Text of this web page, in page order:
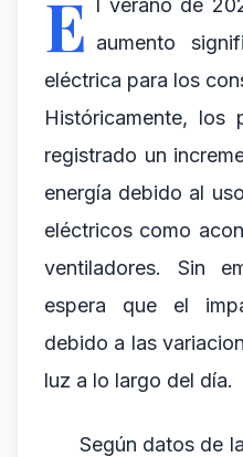
E l verano de
aumento
eléctrica para los
Históricamente, los
registrado un
energía debido al
eléctricos como
ventiladores. Sin
espera que el
debido a las
luz a lo largo del día.
Según datos de